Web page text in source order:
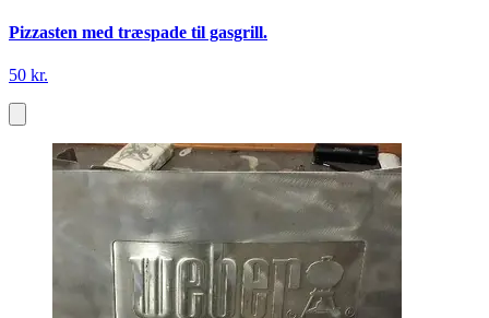
Pizzasten med træspade til gasgrill.
50 kr.